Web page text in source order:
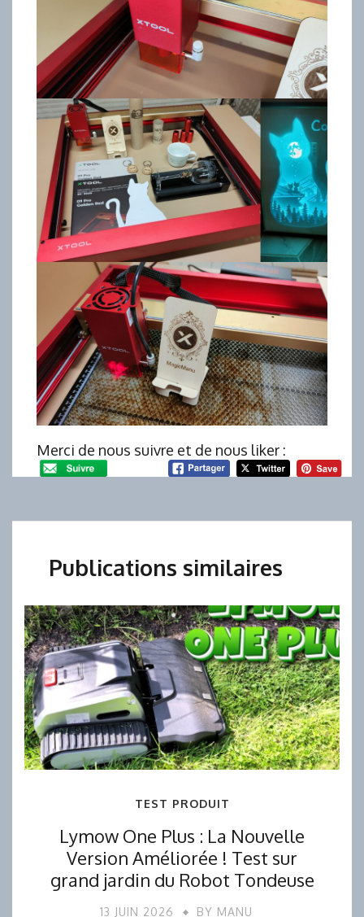
Merci de nous suivre et de nous liker :
Publications similaires
TEST PRODUIT
Lymow One Plus : La Nouvelle
Version Améliorée ! Test sur
grand jardin du Robot Tondeuse
13 JUIN 2026 BY MANU